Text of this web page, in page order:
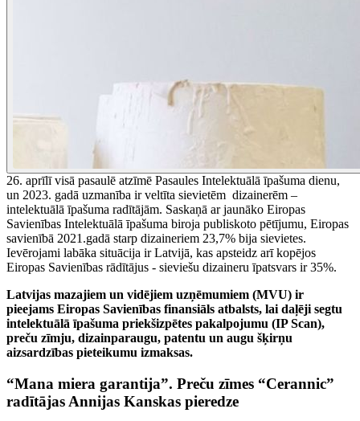
26. aprīlī visā pasaulē atzīmē Pasaules Intelektuālā īpašuma dienu,
un 2023. gadā uzmanība ir veltīta sievietēm dizainerēm –
intelektuālā īpašuma radītājām. Saskaņā ar jaunāko Eiropas
Savienības Intelektuālā īpašuma biroja publiskoto pētījumu, Eiropas
savienībā 2021.gadā starp dizaineriem 23,7% bija sievietes.
Ievērojami labāka situācija ir Latvijā, kas apsteidz arī kopējos
Eiropas Savienības rādītājus - sieviešu dizaineru īpatsvars ir 35%.
Latvijas mazajiem un vidējiem uzņēmumiem (MVU) ir
pieejams Eiropas Savienības finansiāls atbalsts, lai daļēji segtu
intelektuālā īpašuma priekšizpētes pakalpojumu (IP Scan),
preču zīmju, dizainparaugu, patentu un augu šķirņu
aizsardzības pieteikumu izmaksas.
“Mana miera garantija”. Preču zīmes “Cerannic”
radītājas Annijas Kanskas pieredze